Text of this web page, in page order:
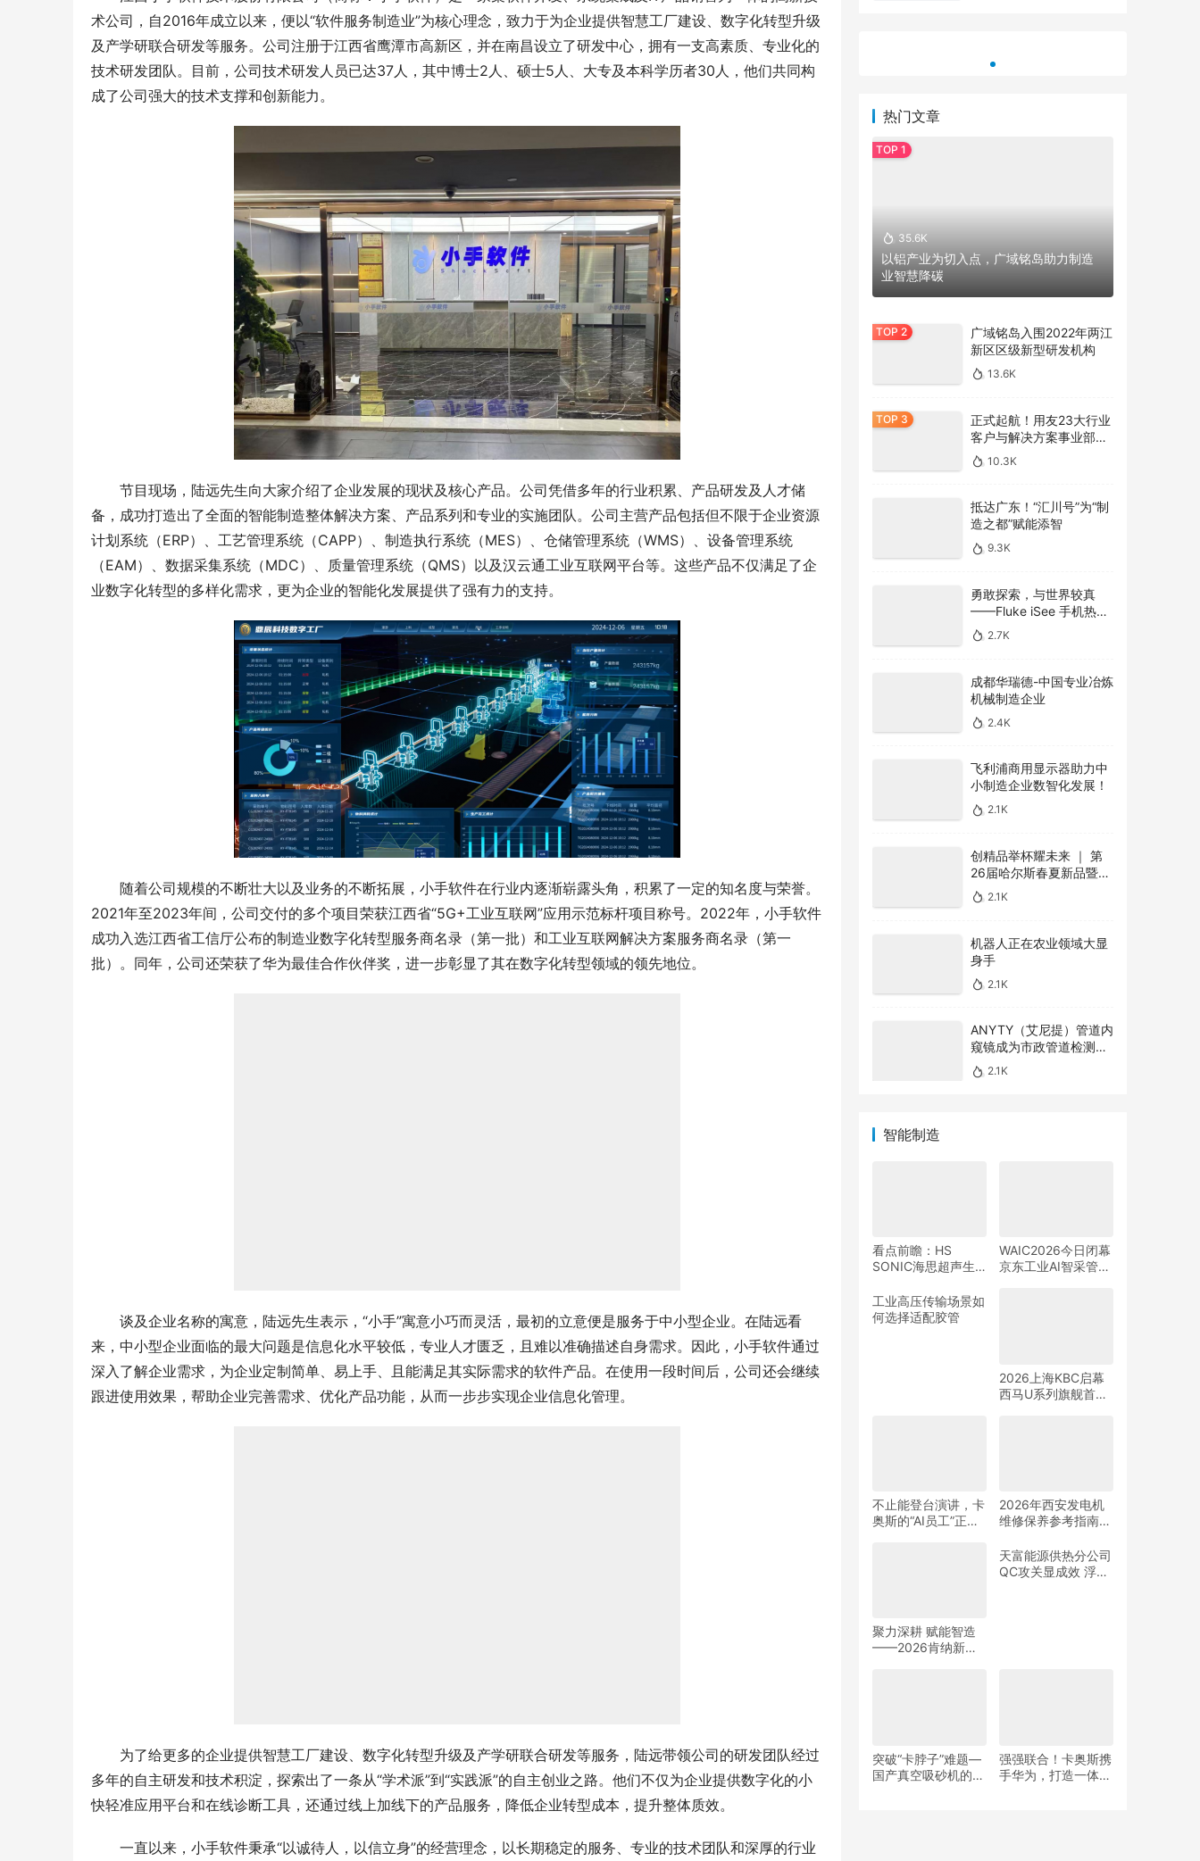
术公司，自2016年成立以来，便以“软件服务制造业”为核心理念，致力于为企业提供智慧工厂建设、数字化转型升级
及产学研联合研发等服务。公司注册于江西省鹰潭市高新区，并在南昌设立了研发中心，拥有一支高素质、专业化的
技术研发团队。目前，公司技术研发人员已达37人，其中博士2人、硕士5人、大专及本科学历者30人，他们共同构
成了公司强大的技术支撑和创新能力。
节目现场，陆远先生向大家介绍了企业发展的现状及核心产品。公司凭借多年的行业积累、产品研发及人才储
备，成功打造出了全面的智能制造整体解决方案、产品系列和专业的实施团队。公司主营产品包括但不限于企业资源
计划系统（ERP）、工艺管理系统（CAPP）、制造执行系统（MES）、仓储管理系统（WMS）、设备管理系统
（EAM）、数据采集系统（MDC）、质量管理系统（QMS）以及汉云通工业互联网平台等。这些产品不仅满足了企
业数字化转型的多样化需求，更为企业的智能化发展提供了强有力的支持。
随着公司规模的不断壮大以及业务的不断拓展，小手软件在行业内逐渐崭露头角，积累了一定的知名度与荣誉。
2021年至2023年间，公司交付的多个项目荣获江西省“5G+工业互联网”应用示范标杆项目称号。2022年，小手软件
成功入选江西省工信厅公布的制造业数字化转型服务商名录（第一批）和工业互联网解决方案服务商名录（第一
批）。同年，公司还荣获了华为最佳合作伙伴奖，进一步彰显了其在数字化转型领域的领先地位。
深入了解企业需求，为企业定制简单、易上手、且能满足其实际需求的软件产品。在使用一段时间后，公司还会继续
跟进使用效果，帮助企业完善需求、优化产品功能，从而一步步实现企业信息化管理。
快轻准应用平台和在线诊断工具，还通过线上加线下的产品服务，降低企业转型成本，提升整体质效。
一直以来，小手软件秉承“以诚待人，以信立身”的经营理念，以长期稳定的服务、专业的技术团队和深厚的行业
制，帮助企业完成数字化升级转型，实现数字化管理从0到1的转变。
标！【中国机床 开春大
材料适配高标号商品混凝土生产
热门文章
以铝产业为切入点，广域铭岛助力制造
业智慧降碳
新区区级新型研发机构
客户与解决方案事业部全
面亮相
造之都”赋能添智
——Fluke iSee 手机热像
仪发布
机械制造企业
小制造企业数智化发展！
26届哈尔斯春夏新品暨品
牌全新升级线上发布会圆
满收官
身手
窥镜成为市政管道检测利
器
智能制造
SONIC海思超声生
态伙伴大会暨新品发
京东工业AI智采管家
助力中小制造企业搭
何选择适配胶管
西马U系列旗舰首发
打造智慧卫浴全场景
奥斯的“AI员工”正在
帮工厂“赚钱”
维修保养参考指南：
品牌对比与避坑建议
——2026肯纳新品
发布会圆满举行
QC攻关显成效 浮球
开关故障大幅下降
国产真空吸砂机的自
主研发与创新之路
手华为，打造一体化
数智解决方案